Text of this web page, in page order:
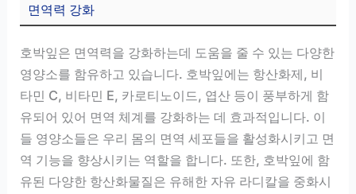
면역력 강화
호박잎은 면역력을 강화하는데 도움을 줄 수 있는 다양한
영양소를 함유하고 있습니다. 호박잎에는 항산화제, 비
타민 C, 비타민 E, 카로티노이드, 엽산 등이 풍부하게 함
유되어 있어 면역 체계를 강화하는 데 효과적입니다. 이
들 영양소들은 우리 몸의 면역 세포들을 활성화시키고 면
역 기능을 향상시키는 역할을 합니다. 또한, 호박잎에 함
유된 다양한 항산화물질은 유해한 자유 라디칼을 중화시